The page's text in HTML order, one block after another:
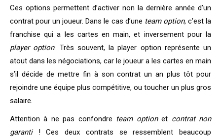
Ces options permettent d’activer non la dernière année d’un
contrat pour un joueur. Dans le cas d’une team option, c’est la
franchise qui a les cartes en main, et inversement pour la
player option. Très souvent, la player option représente un
atout dans les négociations, car le joueur a les cartes en main
s’il décide de mettre fin à son contrat un an plus tôt pour
rejoindre une équipe plus compétitive, ou toucher un plus gros
salaire.
Attention à ne pas confondre team optionet contrat non
garanti! Ces deux contrats se ressemblent beaucoup